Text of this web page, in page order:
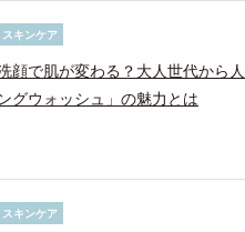
スキンケア
顔で肌が変わる？大人世代から
ングウォッシュ」の魅力とは
スキンケア